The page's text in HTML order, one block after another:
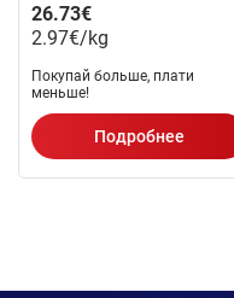
26.73€
2.97€/kg
Покупай больше, плати
меньше!
Подробнее